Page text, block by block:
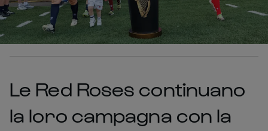
Le Red Roses continuano
la loro campagna con la